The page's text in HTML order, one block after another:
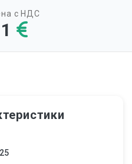
с НДС
1